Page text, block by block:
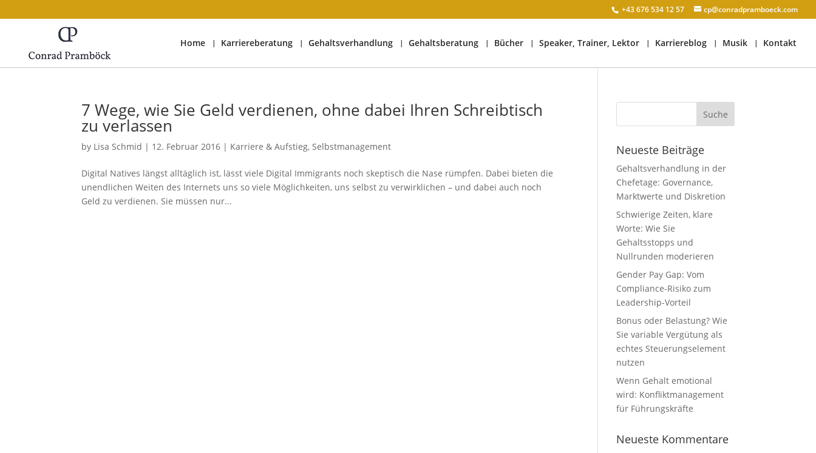
+43 676 534 12 57 cp@conradpramboeck.com
Home Karriereberatung Gehaltsverhandlung Gehaltsberatung Bücher Speaker, Trainer, Lektor Karriereblog Musik Kontakt
7 Wege, wie Sie Geld verdienen, ohne dabei Ihren Schreibtisch
zu verlassen
by Lisa Schmid | 12. Februar 2016 | Karriere & Aufstieg,Selbstmanagement
Digital Natives längst alltäglich ist, lässt viele Digital Immigrants noch skeptisch die Nase rümpfen. Dabei bieten die
unendlichen Weiten des Internets uns so viele Möglichkeiten, uns selbst zu verwirklichen – und dabei auch noch
Geld zu verdienen. Sie müssen nur...
Neueste Beiträge
Gehaltsverhandlung in der
Chefetage: Governance,
Marktwerte und Diskretion
Schwierige Zeiten, klare
Worte: Wie Sie
Gehaltsstopps und
Nullrunden moderieren
Gender Pay Gap: Vom
Compliance-Risiko zum
Leadership-Vorteil
Bonus oder Belastung? Wie
Sie variable Vergütung als
echtes Steuerungselement
nutzen
Wenn Gehalt emotional
wird: Konfliktmanagement
für Führungskräfte
Neueste Kommentare